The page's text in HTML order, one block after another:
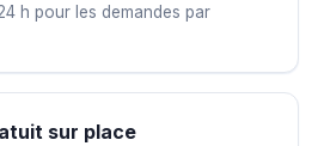
h pour les demandes par
sur place